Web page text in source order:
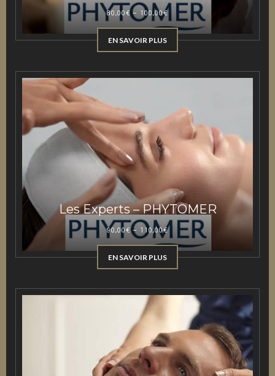
80,00€ – 100,00€
EN SAVOIR PLUS
Les Experts – PHYTOMER
90,00€– 110,00€
EN SAVOIR PLUS